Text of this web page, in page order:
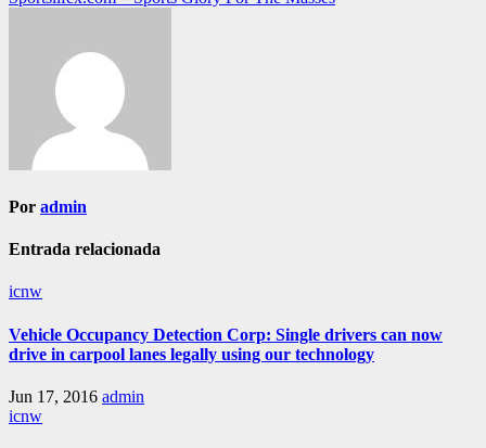
de
Por admin
Entrada relacionada
icnw
Vehicle Occupancy Detection Corp: Single drivers can now
drive in carpool lanes legally using our technology
Jun 17, 2016 admin
icnw